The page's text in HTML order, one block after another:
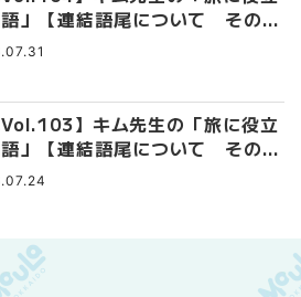
」【連結語尾について その
Vol.103】キム先生の「旅に役立
」【連結語尾について その